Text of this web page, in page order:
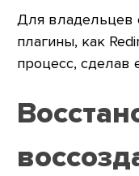
Для владельцев
плагины, как
процесс, сделав